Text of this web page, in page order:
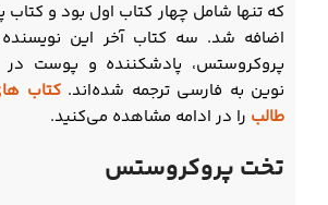
اضافه شد. سه کتاب آخر این
پروکروستس، پادشکننده و پوست
نوین به فارسی ترجمه شده‌اند.کتاب
طالب را در ادامه مشاهده می‌کنید.
تخت پروکروستس